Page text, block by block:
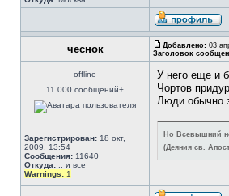
чеснок Добавлено: 03
Заголовок
offline
11 000 сообщений+
Зарегистрирован: 18 окт,
2009, 13:54
Сообщения: 11640
Откуда: .. и все
Warnings: 1
У него еще и
Чортов
Люди обычно
Но Всевышний
(Деяния св.